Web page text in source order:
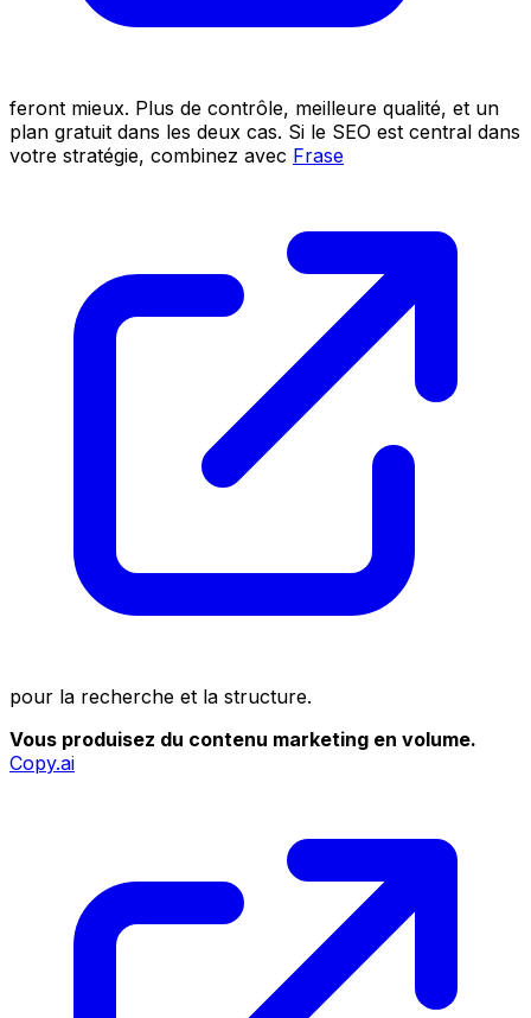
feront mieux. Plus de contrôle, meilleure qualité, et un
plan gratuit dans les deux cas. Si le SEO est central dans
votre stratégie, combinez avec Frase
pour la recherche et la structure.
Vous produisez du contenu marketing en volume.
Copy.ai